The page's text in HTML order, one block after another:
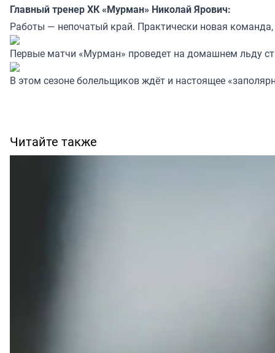
Главный тренер ХК «Мурман» Николай Ярович:
Работы — непочатый край. Практически новая
Первые матчи «Мурман» проведет на домашнем льду
В этом сезоне болельщиков ждёт и настоящее
Читайте также